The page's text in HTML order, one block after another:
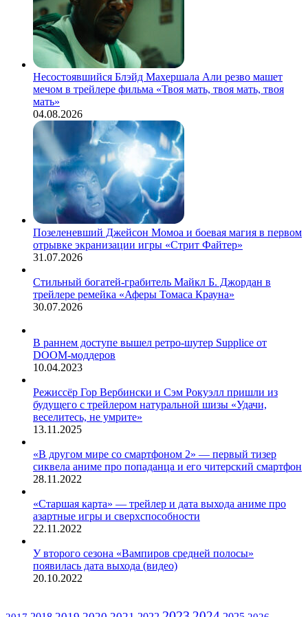
Несостоявшийся Блэйд Махершала Али резво машет
мечом в трейлере фильма «Твоя мать, твоя мать, твоя
мать»
04.08.2026
Позеленевший Джейсон Момоа и боевая магия в первом
отрывке экранизации игры «Стрит Файтер»
31.07.2026
Стильный богатей-грабитель Майкл Б. Джордан в
трейлере ремейка «Аферы Томаса Крауна»
30.07.2026
В раннем доступе вышел ретро-шутер Supplice от
DOOM-моддеров
10.04.2023
Режиссёр Гор Вербински и Сэм Рокуэлл пришли из
будущего с трейлером натуральной шизы «Удачи,
веселитесь, не умрите»
13.11.2025
«В другом мире со смартфоном 2» — первый тизер
сиквела аниме про попаданца и его читерский смартфон
28.11.2022
«Старшая карта» — трейлер и дата выхода аниме про
азартные игры и сверхспособности
22.11.2022
У второго сезона «Вампиров средней полосы»
появилась дата выхода (видео)
20.10.2022